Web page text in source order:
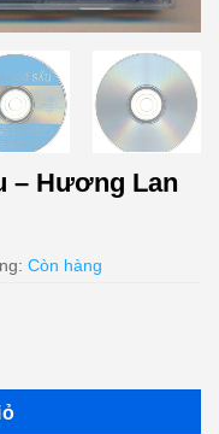
– Hương Lan
Còn hàng
(ADCA) KGTUS số lượng